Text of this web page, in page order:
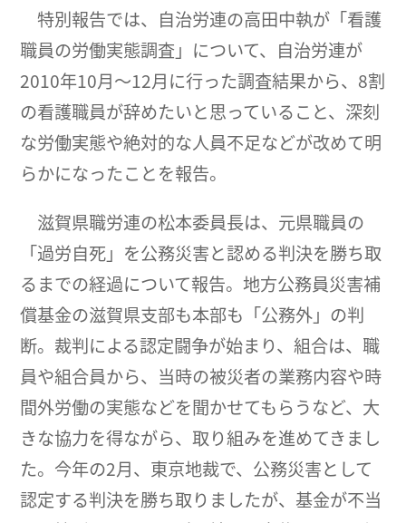
特別報告では、自治労連の高田中執が「看護
職員の労働実態調査」について、自治労連が
2010年10月～12月に行った調査結果から、8割
の看護職員が辞めたいと思っていること、深刻
な労働実態や絶対的な人員不足などが改めて明
らかになったことを報告。
滋賀県職労連の松本委員長は、元県職員の
「過労自死」を公務災害と認める判決を勝ち取
るまでの経過について報告。地方公務員災害補
償基金の滋賀県支部も本部も「公務外」の判
断。裁判による認定闘争が始まり、組合は、職
員や組合員から、当時の被災者の業務内容や時
間外労働の実態などを聞かせてもらうなど、大
きな協力を得ながら、取り組みを進めてきまし
た。今年の2月、東京地裁で、公務災害として
認定する判決を勝ち取りましたが、基金が不当